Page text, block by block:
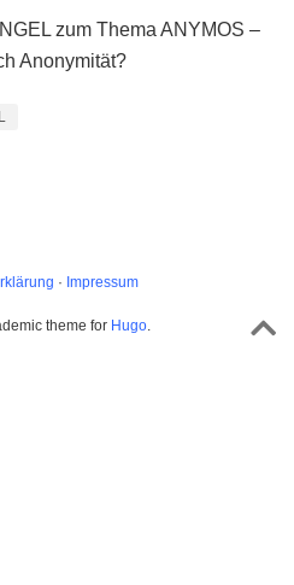
zum Thema ANYMOS –
Anonymität?
· Impressum
theme for Hugo.